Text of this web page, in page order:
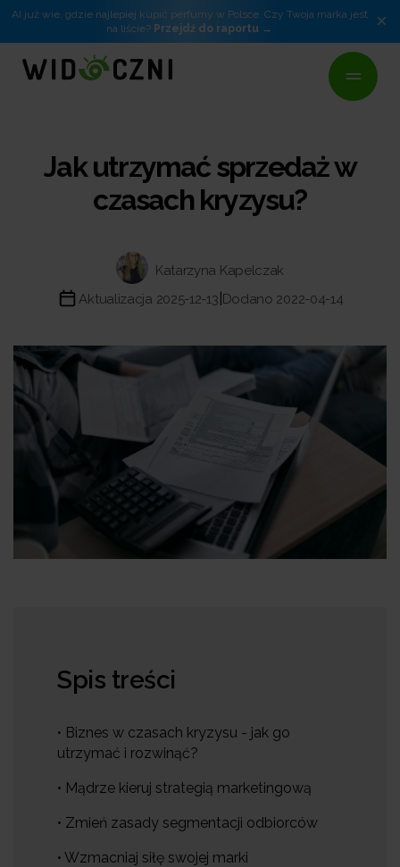
AI już wie, gdzie najlepiej kupić perfumy w Polsce. Czy Twoja marka jest
na liście? Przejdź do raportu ×
Jak utrzymać sprzedaż w
czasach kryzysu?
Katarzyna Kapelczak
Aktualizacja 2025-12-13 Dodano 2022-04-14
Spis treści
• Biznes w czasach kryzysu - jak go
utrzymać i rozwinąć?
• Mądrze kieruj strategią marketingową
• Zmień zasady segmentacji odbiorców
• Wzmacniaj siłę swojej marki